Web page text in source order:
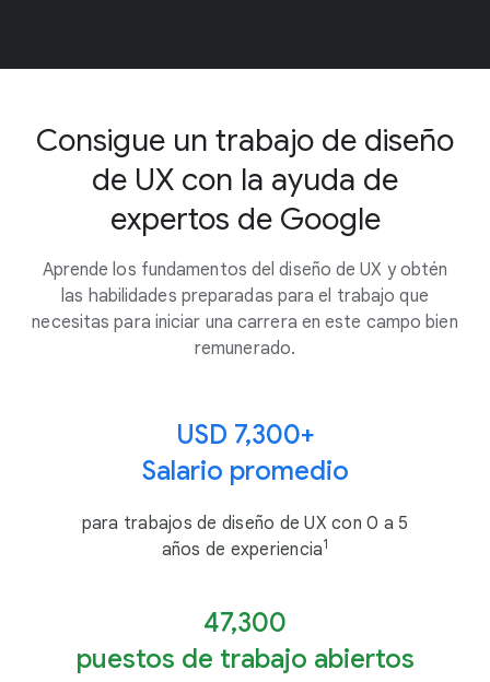
Consigue un trabajo de diseño
de UX con la ayuda de
expertos de Google
Aprende los fundamentos del diseño de UX y obtén
las habilidades preparadas para el trabajo que
necesitas para iniciar una carrera en este campo bien
remunerado.
USD 7,300+
Salario promedio
para trabajos de diseño de UX con 0 a 5
años de experiencia1
47,300
puestos de trabajo abiertos